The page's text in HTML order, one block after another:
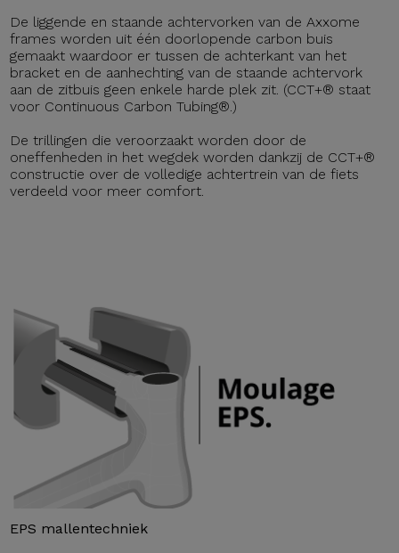
De liggende en staande achtervorken van de Axxome
frames worden uit één doorlopende carbon buis
gemaakt waardoor er tussen de achterkant van het
bracket en de aanhechting van de staande achtervork
aan de zitbuis geen enkele harde plek zit. (CCT+® staat
voor Continuous Carbon Tubing®.)
De trillingen die veroorzaakt worden door de
oneffenheden in het wegdek worden dankzij de CCT+®
constructie over de volledige achtertrein van de fiets
verdeeld voor meer comfort.
EPS mallentechniek